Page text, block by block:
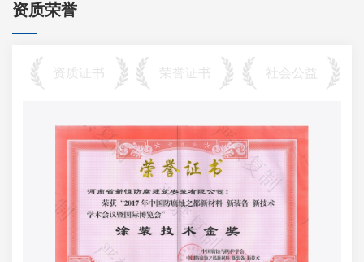
资质荣誉
资质证书 荣誉证书 社会公益